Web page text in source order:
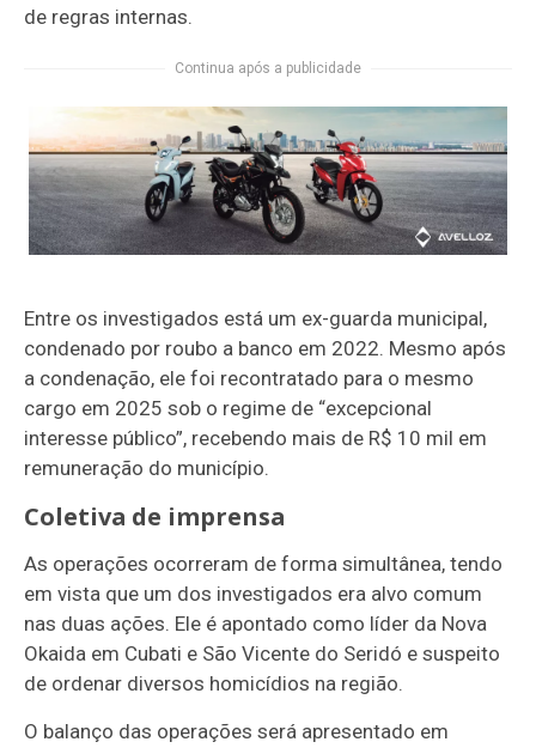
de regras internas.
Continua após a publicidade
Entre os investigados está um ex-guarda municipal,
condenado por roubo a banco em 2022. Mesmo após
a condenação, ele foi recontratado para o mesmo
cargo em 2025 sob o regime de “excepcional
interesse público”, recebendo mais de R$ 10 mil em
remuneração do município.
Coletiva de imprensa
As operações ocorreram de forma simultânea, tendo
em vista que um dos investigados era alvo comum
nas duas ações. Ele é apontado como líder da Nova
Okaida em Cubati e São Vicente do Seridó e suspeito
de ordenar diversos homicídios na região.
O balanço das operações será apresentado em